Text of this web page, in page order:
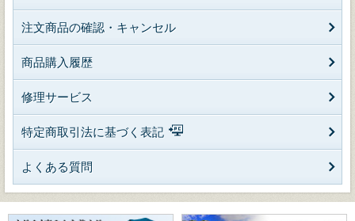
注文商品の確認・キャンセル
商品購入履歴
修理サービス
特定商取引法に基づく表記
よくある質問